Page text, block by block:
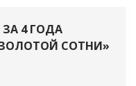
4 ГОДА
СОТНИ»